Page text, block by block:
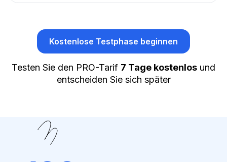
Kostenlose Testphase beginnen
Testen Sie den PRO-Tarif 7 Tage kostenlos und
entscheiden Sie sich später